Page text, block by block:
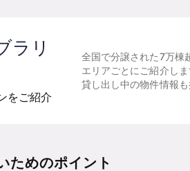
ラリ
をご紹介
全国で分譲された7万棟
エリアごとにご紹介し
貸し出し中の物件情報も
ためのポイント